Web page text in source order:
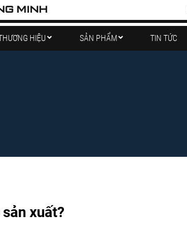
MINH
HIỆU SẢN PHẨM TIN TỨC
xuất?